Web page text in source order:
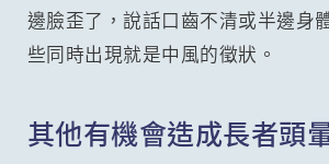
邊臉歪了，說話口齒不清或半邊身
些同時出現就是中風的徵狀。
其他有機會造成長者頭